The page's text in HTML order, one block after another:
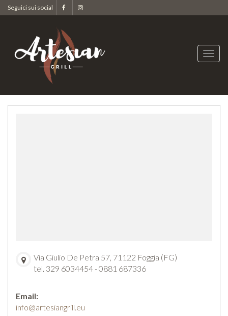
Seguici sui social
Apri
Via Giulio De Petra 57, 71122 Foggia (FG)
tel. 329 6034454 - 0881 687336
Email:
info@artesiangrill.eu